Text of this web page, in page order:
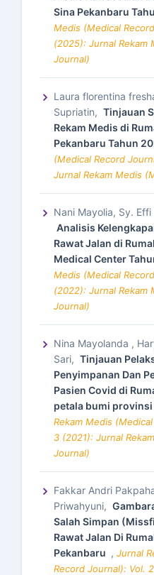
Sina Pekanbaru
Medis (Medical
(2025): Jurnal Rekam
Journal)
Laura florentina
Supriatin, Tinjauan
Rekam Medis di
Pekanbaru Tahun
(Medical Record
Jurnal Rekam Medis
Nani Mayolia, Sy.
Analisis
Rawat Jalan di
Medical Center
Medis (Medical
(2022): Jurnal Rekam
Journal)
Nina Mayolanda ,
Sari, Tinjauan
Penyimpanan Dan
Pasien Covid di
petala bumi
Rekam Medis
3 (2021): Jurnal
Journal)
Fakkar Andri
Priwahyuni,
Salah Simpan
Rawat Jalan Di
Pekanbaru , Jurnal
Record Journal): Vol.